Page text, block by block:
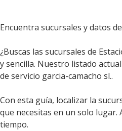
Encuentra sucursales y datos
¿Buscas las sucursales de
y sencilla. Nuestro listado
de servicio garcia-camacho sl..
Con esta guía, localizar la
que necesitas en un solo
tiempo.